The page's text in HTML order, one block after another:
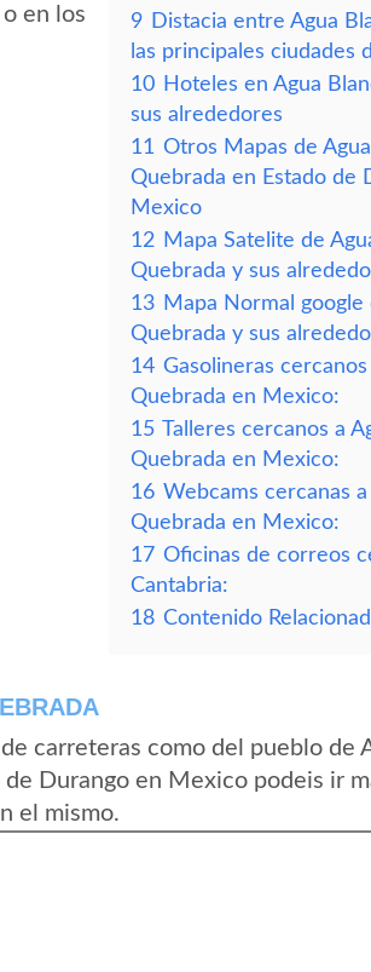
en los
9 Distacia entre Agua
las principales ciudades
10 Hoteles en Agua
sus alrededores
11 Otros Mapas de
Quebrada en Estado de
Mexico
12 Mapa Satelite de
Quebrada y sus
13 Mapa Normal google
Quebrada y sus
14 Gasolineras
Quebrada en Mexico:
15 Talleres cercanos a
Quebrada en Mexico:
16 Webcams cercanas a
Quebrada en Mexico:
17 Oficinas de correos
Cantabria:
18 Contenido
carreteras como del pueblo de
Durango en Mexico podeis ir
el mismo.